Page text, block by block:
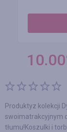
10.00
Produktyz kolekcji
swoimatrakcyjnym
tłumu!Koszulki i